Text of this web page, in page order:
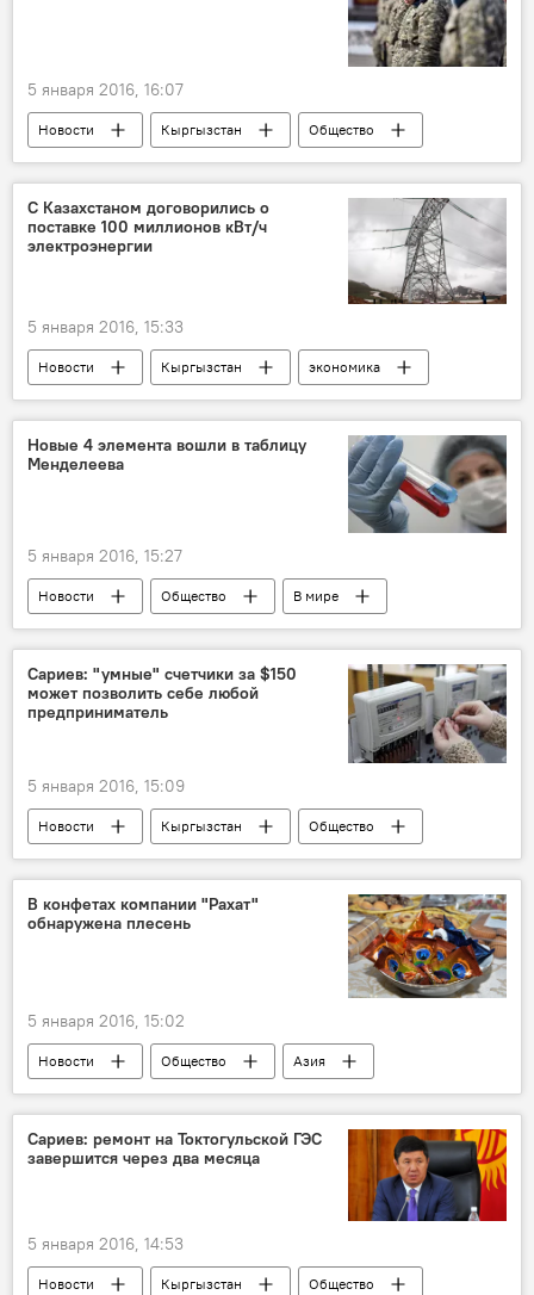
5 января 2016, 16:07
Новости Кыргызстан
Общество
Стрельба караульного в двух военнослужащих Национальной гвардии
Таалайбек Мырзабаев
военнослужащие
С Казахстаном договорились о
поставке 100 миллионов кВт/ч
электроэнергии
5 января 2016, 15:33
Новости Кыргызстан
экономика
электроэнергия
договор
импорт
Новые 4 элемента вошли в таблицу
Менделеева
5 января 2016, 15:27
Новости Общество
В мире
Дмитрий Менделеев
таблица Менделеева
Сариев: "умные" счетчики за $150
может позволить себе любой
предприниматель
5 января 2016, 15:09
Новости Кыргызстан
Общество
электроэнергия
премьер
счетчики
Мнение
цена
В конфетах компании "Рахат"
обнаружена плесень
5 января 2016, 15:02
Новости Общество
Азия
Казахстан
нарушения
наказание
экспертиза
конфеты
Сариев: ремонт на Токтогульской ГЭС
завершится через два месяца
5 января 2016, 14:53
Новости Кыргызстан
Общество